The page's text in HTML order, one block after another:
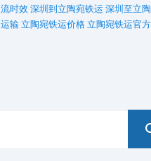
流时效 深圳到立陶宛铁运深圳至立
运输 立陶宛铁运价格 立陶宛铁运官